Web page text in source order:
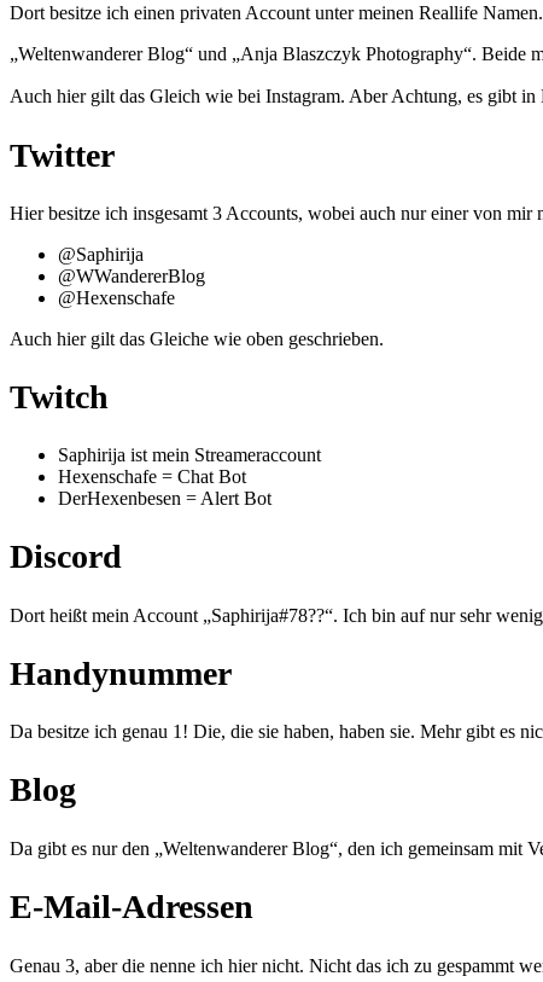
Dort besitze ich einen privaten Account unter meinen Reallife
„Weltenwanderer Blog“ und „Anja Blaszczyk Photography“. Beide
Auch hier gilt das Gleich wie bei Instagram. Aber Achtung, es gibt
Twitter
Hier besitze ich insgesamt 3 Accounts, wobei auch nur einer von mir
@Saphirija
@WWandererBlog
@Hexenschafe
Auch hier gilt das Gleiche wie oben geschrieben.
Twitch
Saphirija ist mein Streameraccount
Hexenschafe = Chat Bot
DerHexenbesen = Alert Bot
Discord
Dort heißt mein Account „Saphirija#78??“. Ich bin auf nur sehr
Handynummer
Da besitze ich genau 1! Die, die sie haben, haben sie. Mehr gibt es
Blog
Da gibt es nur den „Weltenwanderer Blog“, den ich gemeinsam mit
E-Mail-Adressen
Genau 3, aber die nenne ich hier nicht. Nicht das ich zu gespammt